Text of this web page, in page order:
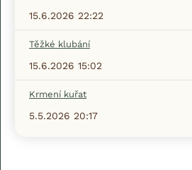
15.6.2026 22:22
Těžké klubání
15.6.2026 15:02
Krmení kuřat
5.5.2026 20:17